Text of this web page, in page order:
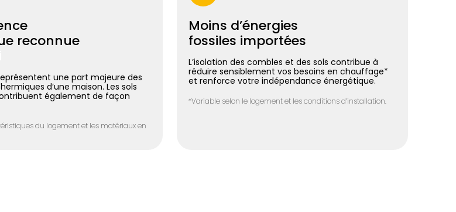
reconnue
une part majeure des
d’une maison. Les sols
également de façon
du logement et les matériaux en
Moins d’énergies
fossiles importées
L’isolation des combles et des sols contribue à
réduire sensiblement vos besoins en chauffage*
et renforce votre indépendance énergétique.
*Variable selon le logement et les conditions d’installation.